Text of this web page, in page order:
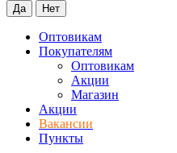
Да Нет
Оптовикам
Покупателям
Оптовикам
Акции
Магазин
Акции
Вакансии
Пункты